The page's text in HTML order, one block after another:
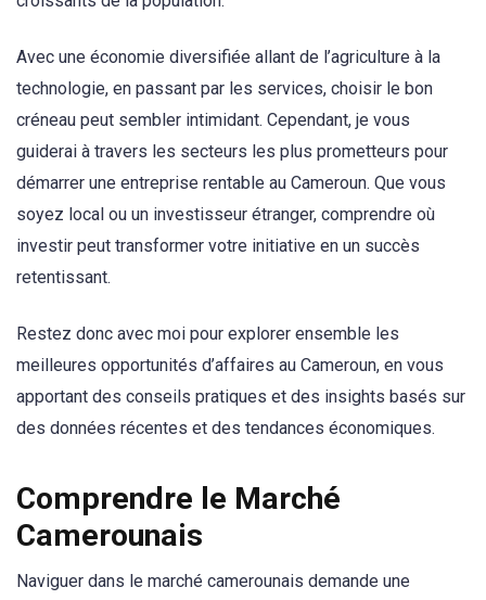
Avec une économie diversifiée allant de l’agriculture à la
technologie, en passant par les services, choisir le bon
créneau peut sembler intimidant. Cependant, je vous
guiderai à travers les secteurs les plus prometteurs pour
démarrer une entreprise rentable au Cameroun. Que vous
soyez local ou un investisseur étranger, comprendre où
investir peut transformer votre initiative en un succès
retentissant.
Restez donc avec moi pour explorer ensemble les
meilleures opportunités d’affaires au Cameroun, en vous
apportant des conseils pratiques et des insights basés sur
des données récentes et des tendances économiques.
Comprendre le Marché
Camerounais
Naviguer dans le marché camerounais demande une